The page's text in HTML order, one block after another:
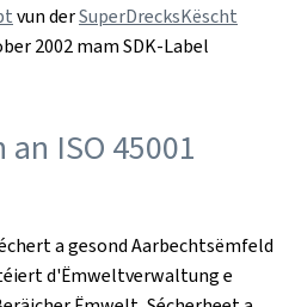
vun derSuperDrecksKëscht
2002 mam SDK-Label
an ISO 45001
a gesond Aarbechtsëmfeld
d'Ëmweltverwaltung e